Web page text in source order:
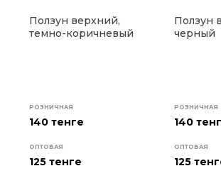
Ползун верхний,
темно-коричневый
РОЗНИЧНАЯ
140 тенге
ОПТОВАЯ
125 тенге
Ползун
черный
РОЗНИЧНАЯ
140
ОПТОВАЯ
125